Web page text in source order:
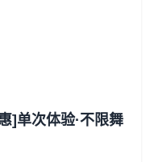
]单次体验·不限舞